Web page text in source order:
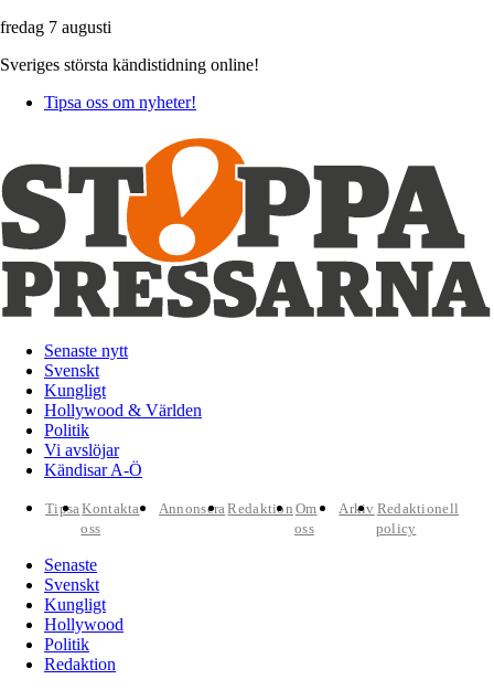
fredag 7 augusti
Sveriges största kändistidning online!
Tipsa oss om nyheter!
Senaste nytt
Svenskt
Kungligt
Hollywood & Världen
Politik
Vi avslöjar
Kändisar A-Ö
TipsaKontakta
oss
AnnonseraRedaktion Om
oss
Arkiv Redaktionell
policy
Senaste
Svenskt
Kungligt
Hollywood
Politik
Redaktion